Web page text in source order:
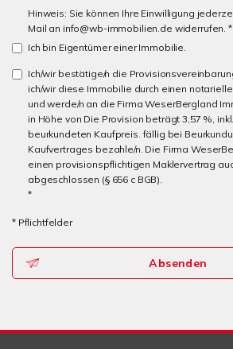
Hinweis: Sie können Ihre Einwilligung
Mail an info@wb-immobilien.de widerrufen. *
Ich bin Eigentümer einer Immobilie.
Ich/wir bestätige/n die
ich/wir diese Immobilie durch einen
und werde/n an die Firma WeserBergland
in Höhe von Die Provision beträgt 3,57 %,
beurkundeten Kaufpreis. fällig bei
Kaufvertrages bezahle/n. Die Firma
einen provisionspflichtigen Maklervertrag
abgeschlossen (§ 656 c BGB).
*
* Pflichtfelder
Absenden